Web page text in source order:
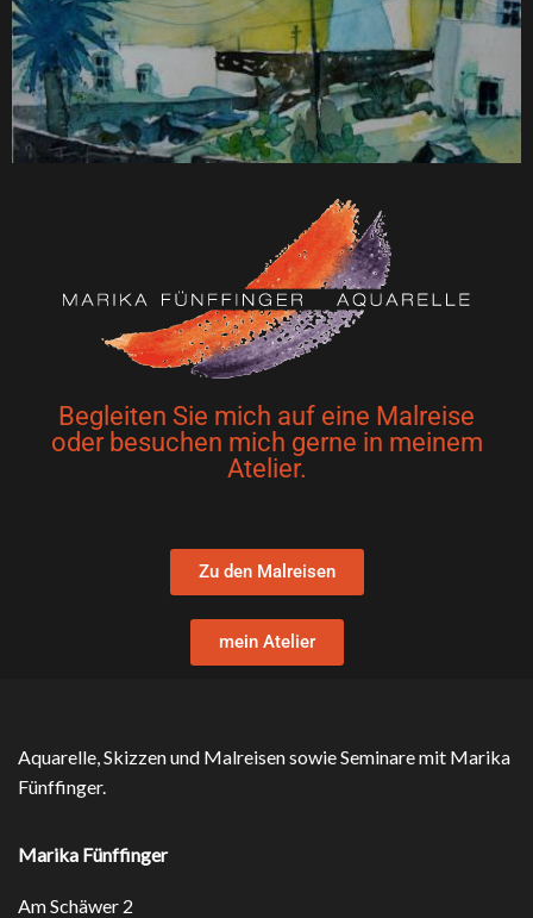
Begleiten Sie mich auf eine Malreise
oder besuchen mich gerne in meinem
Atelier.
Zu den Malreisen
mein Atelier
Aquarelle, Skizzen und Malreisen sowie Seminare mit Marika
Fünffinger.
Marika Fünffinger
Am Schäwer 2